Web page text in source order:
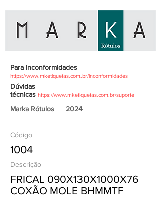
Para inconformidades
https://www.mketiquetas.com.br/inconformidades
Dúvidas
técnicas https://www.mketiquetas.com.br/suporte
Marka Rótulos 2024
Código
1004
Descrição
FRICAL 090X130X1000X76
COXÃO MOLE BHMMTF